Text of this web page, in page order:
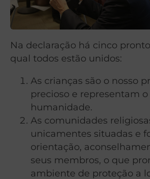
Na declaração há cinco
qual todos estão unidos:
As crianças são o nosso
precioso e representam
humanidade.
As comunidades
unicamentes situadas e
orientação,
seus membros, o que
ambiente de proteção a